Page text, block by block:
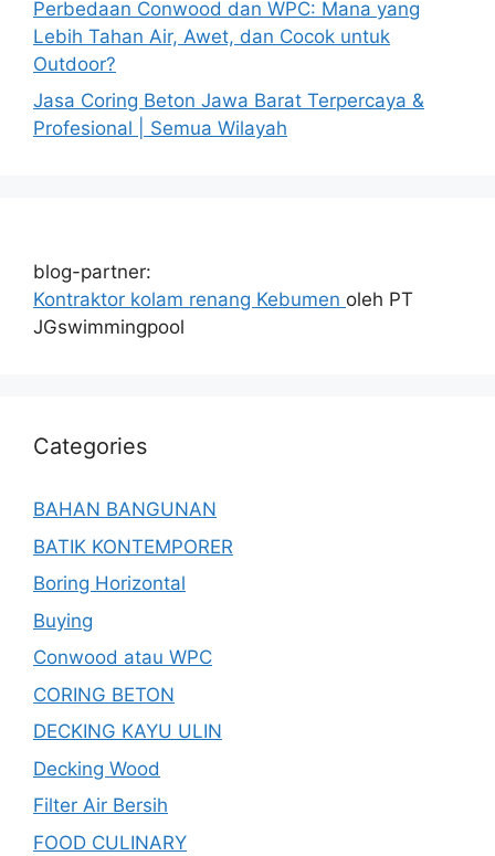
Perbedaan Conwood dan WPC: Mana yang
Lebih Tahan Air, Awet, dan Cocok untuk
Outdoor?
Jasa Coring Beton Jawa Barat Terpercaya &
Profesional | Semua Wilayah
blog-partner:
Kontraktor kolam renang Kebumen oleh PT
JGswimmingpool
Categories
BAHAN BANGUNAN
BATIK KONTEMPORER
Boring Horizontal
Buying
Conwood atau WPC
CORING BETON
DECKING KAYU ULIN
Decking Wood
Filter Air Bersih
FOOD CULINARY